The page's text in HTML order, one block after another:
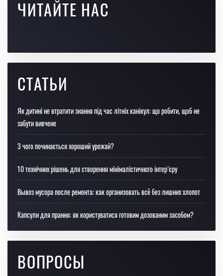
ЧИТАЙТЕ НАС
СТАТЬИ
Як дитині не втратити знання під час літніх канікул: що робити, щоб не
забути вивчене
З чого починається хороший урожай?
10 технічних рішень для створення мінімалістичного інтер’єру
Вывоз мусора после ремонта: как организовать всё без лишних хлопот
Капсули для прання: як користуватися готовим дозованим засобом?
ВОПРОСЫ